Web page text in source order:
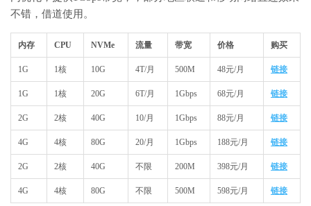
不错，借道使用。
内存 CPU NVMe 流量 带宽 价格 购买
1G 1核 10G 4T/月 500M 48元/月 链接
1G 1核 20G 6T/月 1Gbps 68元/月 链接
2G 2核 40G 10/月 1Gbps 88元/月 链接
4G 4核 80G 20/月 1Gbps 188元/月 链接
2G 2核 40G 不限 200M 398元/月 链接
4G 4核 80G 不限 500M 598元/月 链接